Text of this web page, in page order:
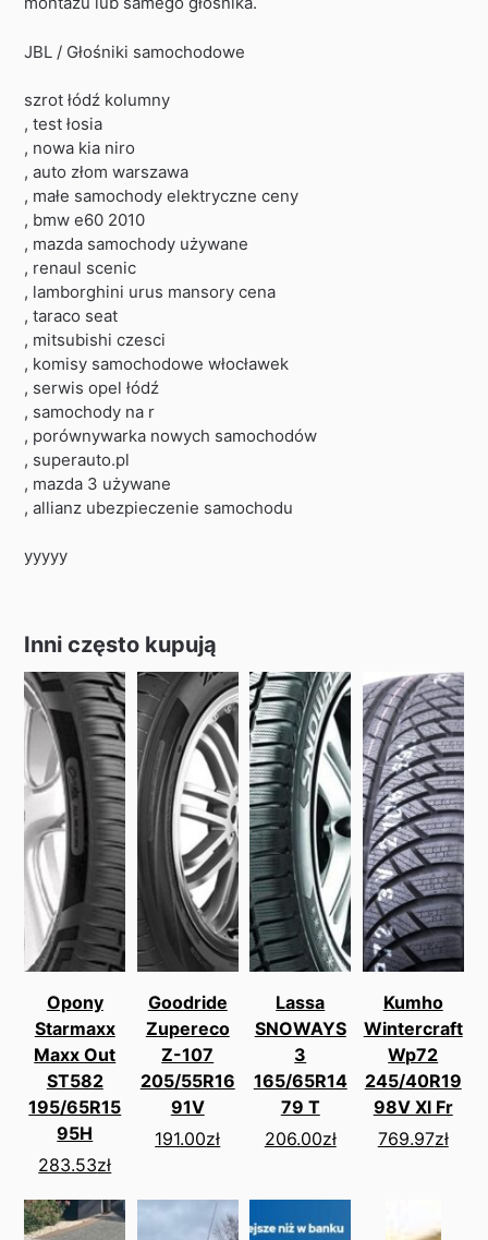
JBL / Głośniki samochodowe
szrot łódź kolumny
, test łosia
, nowa kia niro
, auto złom warszawa
, małe samochody elektryczne ceny
, bmw e60 2010
, mazda samochody używane
, renaul scenic
, lamborghini urus mansory cena
, taraco seat
, mitsubishi czesci
, komisy samochodowe włocławek
, serwis opel łódź
, samochody na r
, porównywarka nowych samochodów
, superauto.pl
, mazda 3 używane
, allianz ubezpieczenie samochodu
yyyyy
Inni często kupują
Opony
Starmaxx
Maxx Out
ST582
195/65R15
95H
283.53zł
Goodride
Zupereco
Z-107
205/55R16
91V
191.00zł
Lassa
SNOWAYS
3
165/65R14
79 T
206.00zł
Kumho
Wintercraft
Wp72
245/40R19
98V Xl Fr
769.97zł